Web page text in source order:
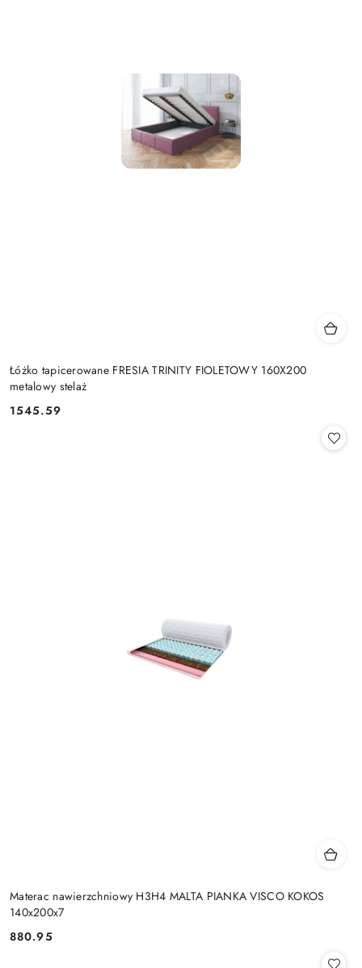
Łóżko tapicerowane FRESIA TRINITY FIOLETOWY 160X200
metalowy stelaż
Cena:
1545.59
Materac nawierzchniowy H3H4 MALTA PIANKA VISCO KOKOS
140x200x7
Cena:
880.95